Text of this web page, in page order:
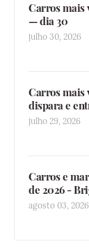
Carros mais
— dia 30
julho 30, 2026
Carros mais
dispara e
julho 29, 2026
Carros e
de 2026 -
agosto 03, 2026